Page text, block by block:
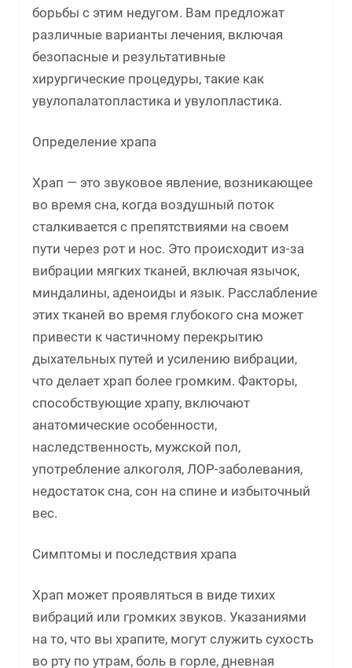
борьбы с этим недугом. Вам предложат
различные варианты лечения, включая
безопасные и результативные
хирургические процедуры, такие как
увулопалатопластика и увулопластика.
Определение храпа
Храп — это звуковое явление, возникающее
во время сна, когда воздушный поток
сталкивается с препятствиями на своем
пути через рот и нос. Это происходит из-за
вибрации мягких тканей, включая язычок,
миндалины, аденоиды и язык. Расслабление
этих тканей во время глубокого сна может
привести к частичному перекрытию
дыхательных путей и усилению вибрации,
что делает храп более громким. Факторы,
способствующие храпу, включают
анатомические особенности,
наследственность, мужской пол,
употребление алкоголя, ЛОР-заболевания,
недостаток сна, сон на спине и избыточный
вес.
Симптомы и последствия храпа
Храп может проявляться в виде тихих
вибраций или громких звуков. Указаниями
на то, что вы храпите, могут служить сухость
во рту по утрам, боль в горле, дневная